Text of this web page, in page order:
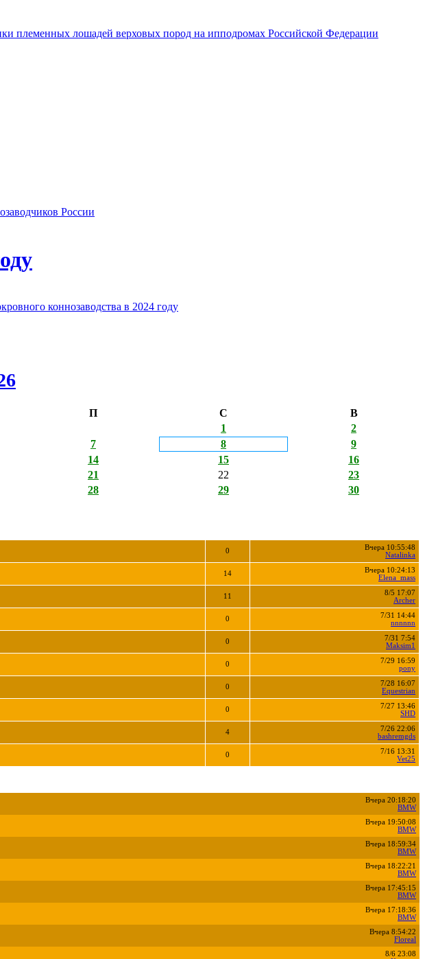
племенных лошадей верховых пород на ипподромах Российской Федерации
России
коннозаводства в 2024 году
П С
В
1
2
7 8
9
14 15
16
21 22
23
28 29
30
0
Вчера 10:55:48
Natalinka
14
Вчера 10:24:13
Elena_mass
11
8/5 17:07
Archer
0
7/31 14:44
nnnnnn
0
7/31 7:54
Maksim1
0
7/29 16:59
pony
0
7/28 16:07
Equestrian
0
7/27 13:46
SHD
4
7/26 22:06
bashremgds
0
7/16 13:31
Vet25
Вчера 20:18:20
BMW
Вчера 19:50:08
BMW
Вчера 18:59:34
BMW
Вчера 18:22:21
BMW
Вчера 17:45:15
BMW
Вчера 17:18:36
BMW
Вчера 8:54:22
Floreal
8/6 23:08